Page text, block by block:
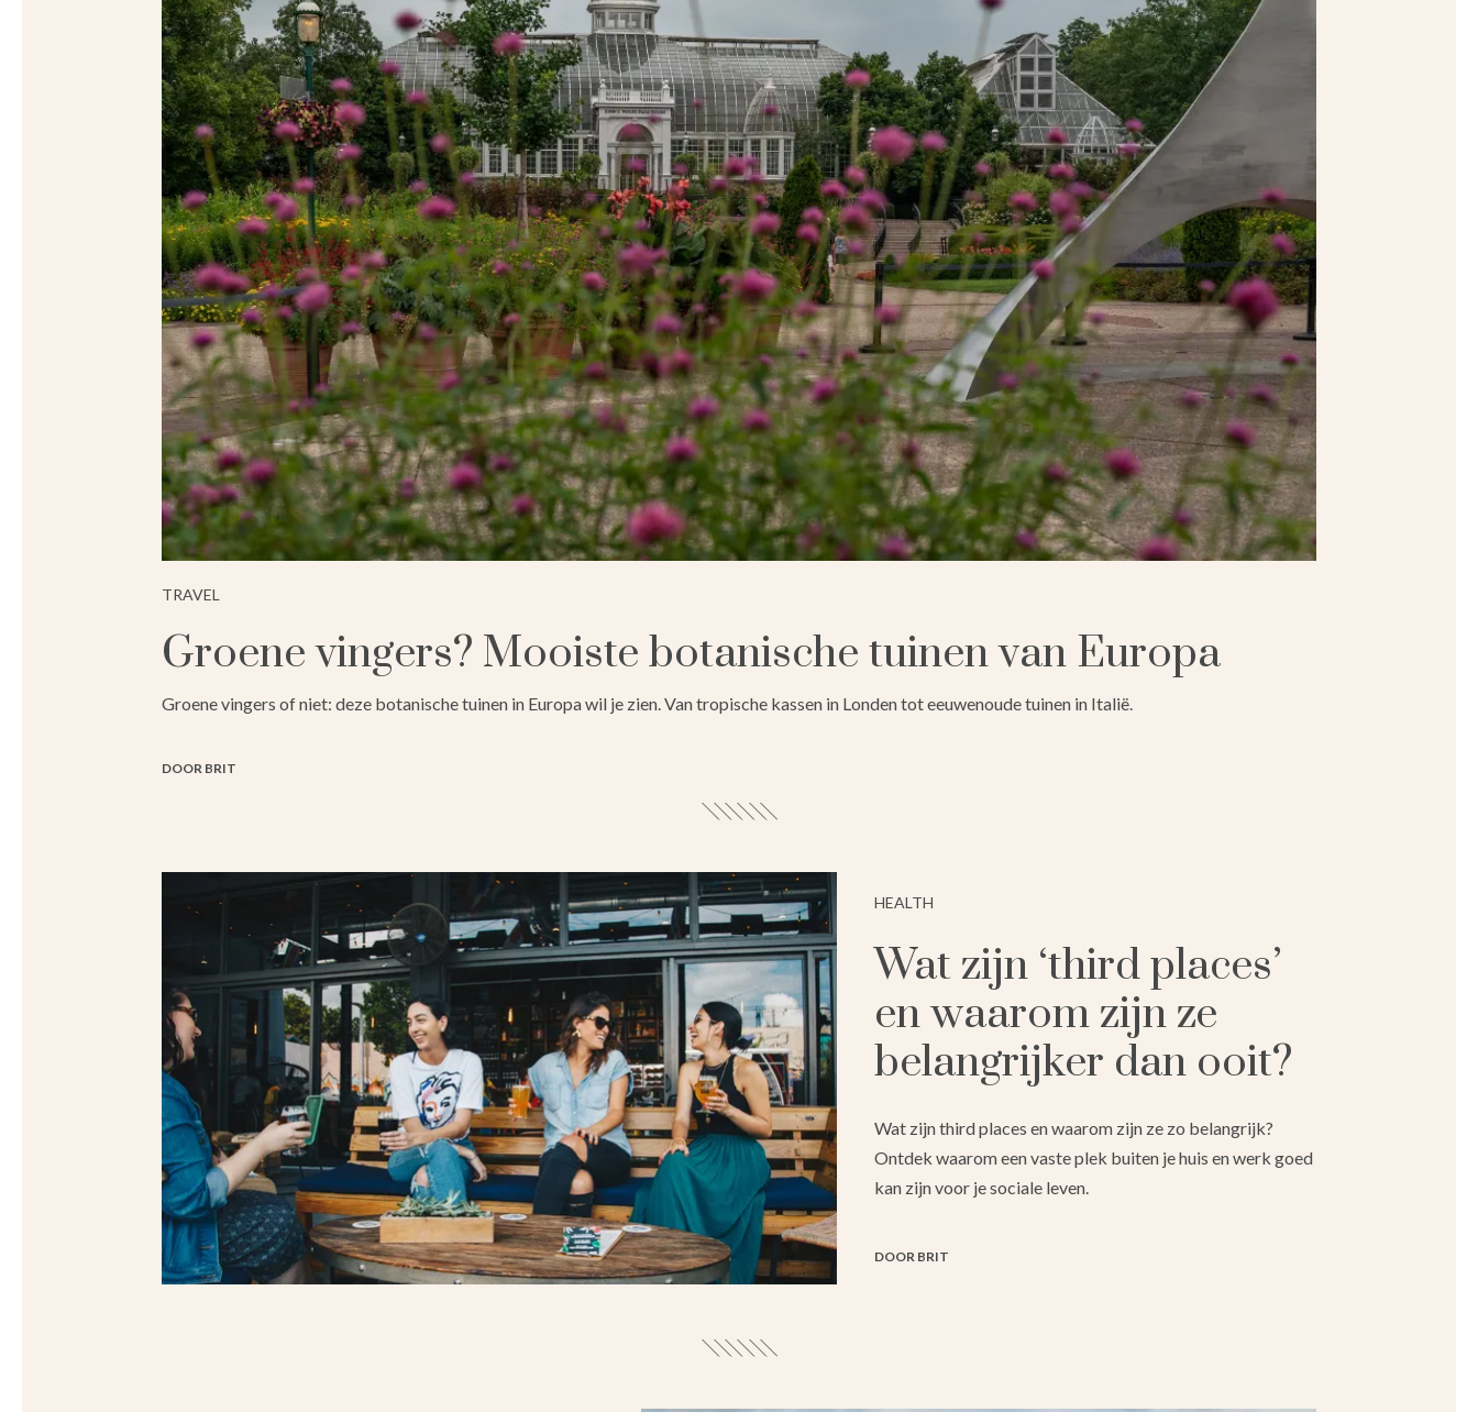
TRAVEL
Groene vingers? Mooiste botanische tuinen van Europa
Groene vingers of niet: deze botanische tuinen in Europa wil je zien. Van tropische kassen in Londen tot eeuwenoude tuinen in Italië.
DOOR BRIT
HEALTH
Wat zijn ‘third places’
en waarom zijn ze
belangrijker dan ooit?
Wat zijn third places en waarom zijn ze zo belangrijk?
Ontdek waarom een vaste plek buiten je huis en werk goed
kan zijn voor je sociale leven.
DOOR BRIT